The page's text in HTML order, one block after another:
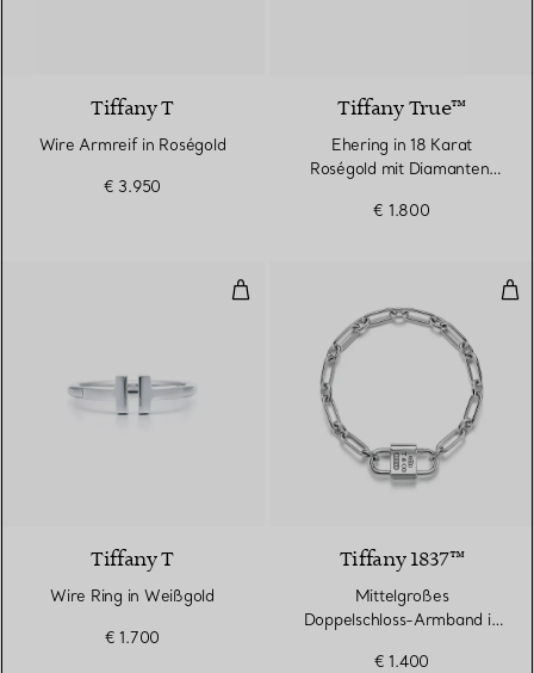
Tiffany T
Wire Armreif in Roségold
€ 3.950
Tiffany True™
Ehering in 18 Karat
Roségold mit Diamanten,
€ 1.800
Wire Ring in Weißgold
3 Materialien
Tiffany T
Wire Ring in Weißgold
€ 1.700
Tiffany 1837™
Mittelgroßes
Doppelschloss-Armband in
€ 1.400